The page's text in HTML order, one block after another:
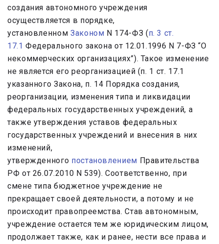
создания автономного учреждения
осуществляется в порядке,
установленном Законом N 174-ФЗ (п. 3 ст.
17.1 Федерального закона от 12.01.1996 N 7-ФЗ “О
некоммерческих организациях”). Такое изменение
не является его реорганизацией (п. 1 ст. 17.1
указанного Закона, п. 14 Порядка создания,
реорганизации, изменения типа и ликвидации
федеральных государственных учреждений, а
также утверждения уставов федеральных
государственных учреждений и внесения в них
изменений,
утвержденного постановлением Правительства
РФ от 26.07.2010 N 539). Соответственно, при
смене типа бюджетное учреждение не
прекращает своей деятельности, а потому и не
происходит правопреемства. Став автономным,
учреждение остается тем же юридическим лицом,
продолжает также, как и ранее, нести все права и